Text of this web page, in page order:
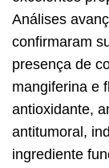
Análises
confirmaram
presença de
mangiferina e
antioxidante,
antitumoral,
ingrediente